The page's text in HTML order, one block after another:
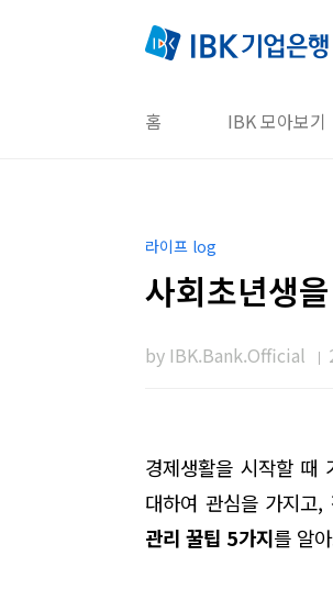
홈 IBK 모아보기
라이프 log
사회초년생
by IBK.Bank.Official
경제생활을 시작할 때
대하여 관심을 가지고,
관리 꿀팁 5가지를 알